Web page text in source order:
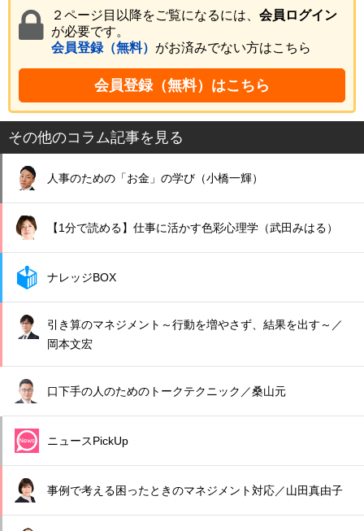
２ページ目以降をご覧になるには、 会員ログイン
が必要です。
会員登録（無料） がお済みでない方はこちら
会員登録（無料）はこちら
その他のコラム記事を見る
人事のための「お金」の学び（小橋一輝）
【1分で読める】仕事に活かす色彩心理学（武田みはる）
ナレッジBOX
引き算のマネジメント～行動を増やさず、結果を出す～／
岡本文宏
口下手の人のためのトークテクニック／桑山元
ニュースPickUp
事例で考える困ったときのマネジメント対応／山田真由子